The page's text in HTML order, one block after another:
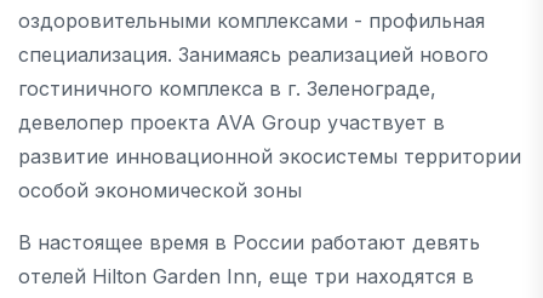
оздоровительными комплексами - профильная
специализация. Занимаясь реализацией нового
гостиничного комплекса в г. Зеленограде,
девелопер проекта AVA Group участвует в
развитие инновационной экосистемы территории
особой экономической зоны
В настоящее время в России работают девять
отелей Hilton Garden Inn, еще три находятся в